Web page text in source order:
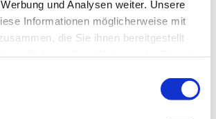
und Analysen weiter. Unsere
Informationen möglicherweise mit
die Sie ihnen bereitgestellt
von DREIECK DESIGN in